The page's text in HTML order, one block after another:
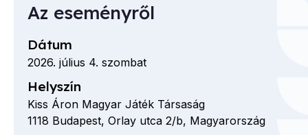
Az eseményről
Dátum
2026. július 4. szombat
Helyszín
Kiss Áron Magyar Játék Társaság
1118 Budapest, Orlay utca 2/b, Magyarország